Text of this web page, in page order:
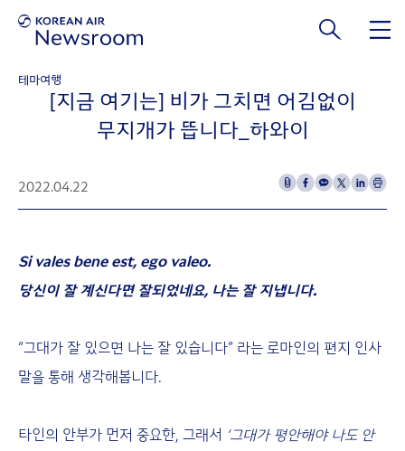
테마여행
[지금 여기는] 비가 그치면 어김없이
무지개가 뜹니다_하와이
2022.04.22
Si vales bene est, ego valeo.
당신이 잘 계신다면 잘되었네요, 나는 잘 지냅니다.
“그대가 잘 있으면 나는 잘 있습니다” 라는 로마인의 편지 인사
말을 통해 생각해봅니다.
타인의 안부가 먼저 중요한, 그래서 ‘그대가 평안해야 나도 안